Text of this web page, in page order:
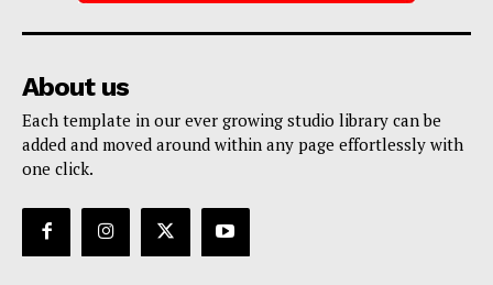
About us
Each template in our ever growing studio library can be
added and moved around within any page effortlessly with
one click.